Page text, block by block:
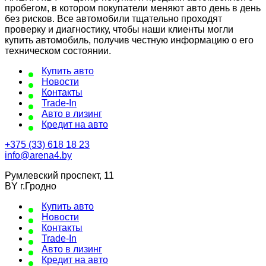
пробегом, в котором покупатели меняют авто день в день
без рисков. Все автомобили тщательно проходят
проверку и диагностику, чтобы наши клиенты могли
купить автомобиль, получив честную информацию о его
техническом состоянии.
Купить авто
Новости
Контакты
Trade-In
Авто в лизинг
Кредит на авто
+375 (33) 618 18 23
info@arena4.by
Румлевский проспект, 11
BY г.Гродно
Купить авто
Новости
Контакты
Trade-In
Авто в лизинг
Кредит на авто